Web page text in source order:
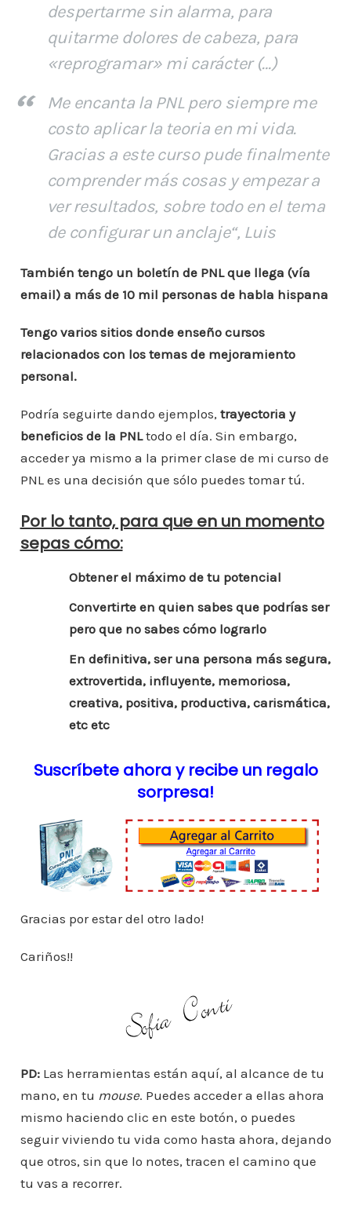
despertarme sin alarma, para
quitarme dolores de cabeza, para
«reprogramar» mi carácter (…)
Me encanta la PNL pero siempre me
costo aplicar la teoria en mi vida.
Gracias a este curso pude finalmente
comprender más cosas y empezar a
ver resultados, sobre todo en el tema
de configurar un anclaje“, Luis
También tengo un boletín de PNL que llega (vía
email) a más de 10 mil personas de habla hispana
Tengo varios sitios donde enseño cursos
relacionados con los temas de mejoramiento
personal.
Podría seguirte dando ejemplos, trayectoria y
beneficios de la PNLtodo el día. Sin embargo,
acceder ya mismo a la primer clase de mi curso de
PNL es una decisión que sólo puedes tomar tú.
Por lo tanto, para que en un momento
sepas cómo:
Obtener el máximo de tu potencial
Convertirte en quien sabes que podrías ser
pero que no sabes cómo lograrlo
En definitiva, ser una persona más segura,
extrovertida, influyente, memoriosa,
creativa, positiva, productiva, carismática,
etc etc
Suscríbete ahora y recibe un regalo
sorpresa!
Gracias por estar del otro lado!
Cariños!!
PD:Las herramientas están aquí, al alcance de tu
mano, en tu mouse. Puedes acceder a ellas ahora
mismo haciendo clic en este botón, o puedes
seguir viviendo tu vida como hasta ahora, dejando
que otros, sin que lo notes, tracen el camino que
tu vas a recorrer.